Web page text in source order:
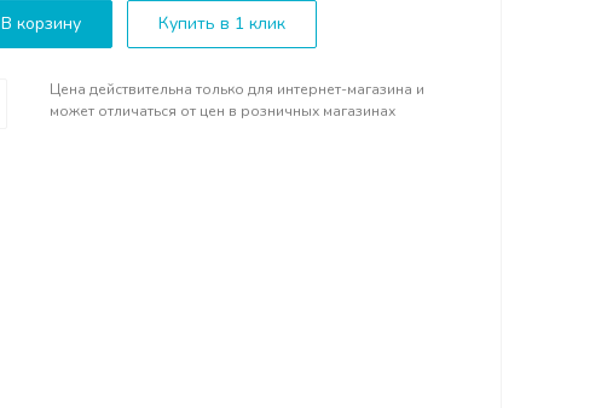
В корзину Купить в 1 клик
Цена действительна только для интернет-магазина и
может отличаться от цен в розничных магазинах